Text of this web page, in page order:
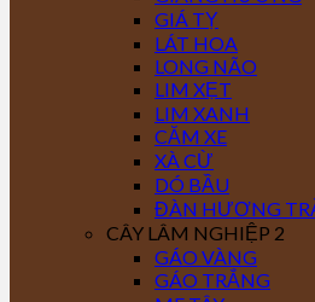
GIÁ TỴ
LÁT HOA
LONG NÃO
LIM XẸT
LIM XANH
CĂM XE
XÀ CỪ
DÓ BẦU
ĐÀN HƯƠNG
CÂY LÂM NGHIỆP 2
GÁO VÀNG
GÁO TRẮNG